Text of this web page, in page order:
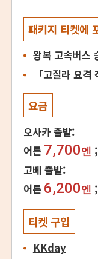
패키지 티켓에
왕복 고속버스
「고질라 요
요금
오사카 출발:
어른 7,700엔
고베 출발:
어른 6,200엔
티켓 구입
KKday